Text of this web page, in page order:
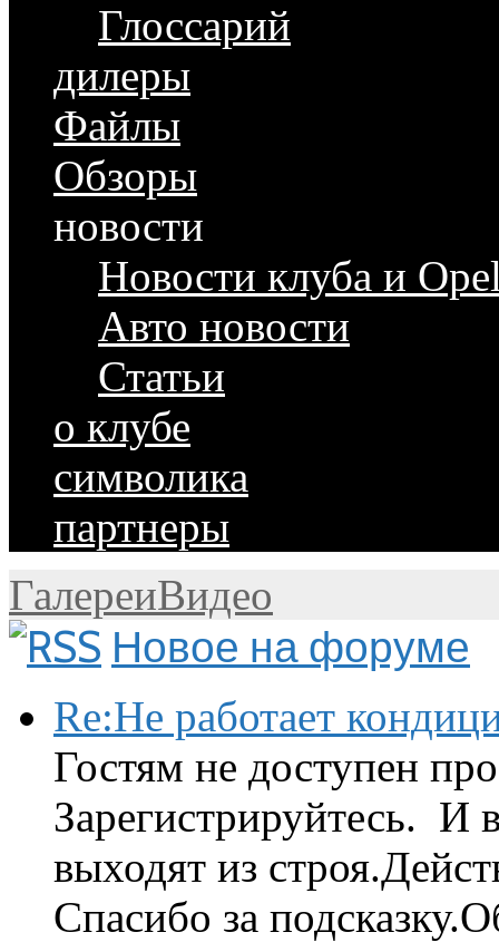
Глоссарий
дилеры
Файлы
Обзоры
новости
Новости клуба и
Авто новости
Статьи
о клубе
символика
партнеры
ГалереиВидео
Новое на форуме
Re:Не работает
Гостям не доступен
Зарегистрируйтесь. И
выходят из
Спасибо за